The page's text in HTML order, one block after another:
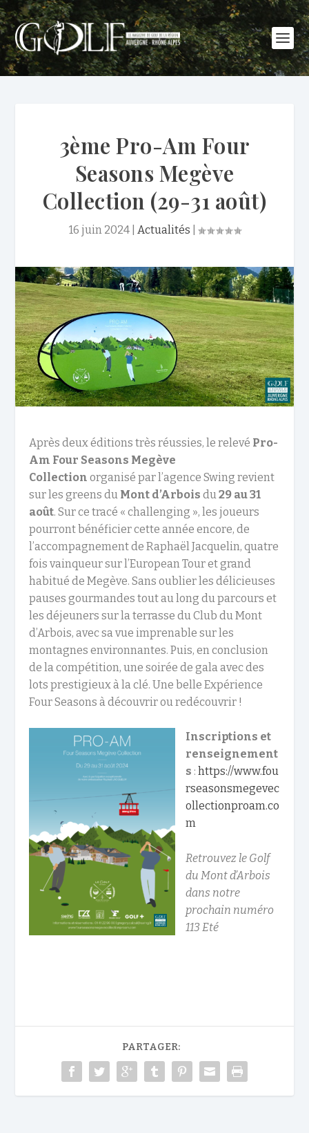
3ème Pro-Am Four
Seasons Megève
Collection (29-31 août)
16 juin 2024| Actualités
Après deux éditions très réussies, le relevé Pro-
Am Four Seasons Megève
Collection organisé par l’agence Swing revient
sur les greens du Mont d’Arbois du29 au 31
août. Sur ce tracé « challenging », les joueurs
pourront bénéficier cette année encore, de
l’accompagnement de Raphaël Jacquelin, quatre
fois vainqueur sur l’European Tour et grand
habitué de Megève. Sans oublier les délicieuses
pauses gourmandes tout au long du parcours et
les déjeuners sur la terrasse du Club du Mont
d’Arbois, avec sa vue imprenable sur les
montagnes environnantes. Puis, en conclusion
de la compétition, une soirée de gala avec des
lots prestigieux à la clé. Une belle Expérience
Four Seasons à découvrir ou redécouvrir !
Inscriptions et
renseignement
s :https://www.fou
rseasonsmegevec
ollectionproam.co
m
Retrouvez le Golf
du Mont d’Arbois
dans notre
prochain numéro
113 Eté
PARTAGER: